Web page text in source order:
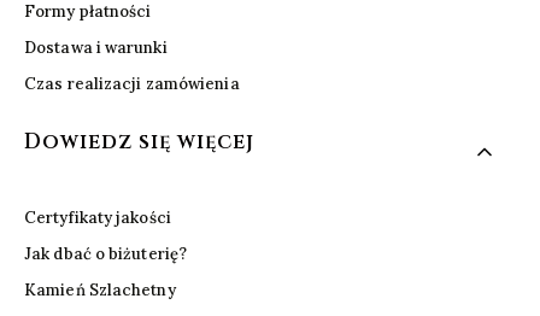
Formy płatności
Dostawa i warunki
Czas realizacji zamówienia
Dowiedz się więcej
Certyfikaty jakości
Jak dbać o biżuterię?
Kamień Szlachetny